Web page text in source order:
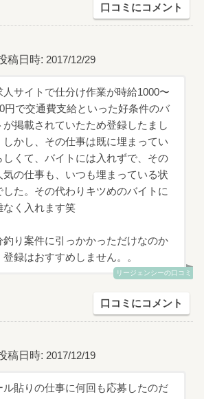
口コミにコメント
稿日時: 2017/12/29
人サイトで仕分け作業が時給1000〜
円で交通費支給といった好条件のバ
が掲載されていたため登録したまし
しかし、その仕事は既に埋まってい
しくて、バイトには入れずで、その
気の仕事も、いつも埋まっている状
した。その代わりキツめのバイトに
なく入れます笑
釣り案件に引っかかっただけなのか
登録はおすすめしません。。
リージェンシーの口コミ
口コミにコメント
稿日時: 2017/12/19
ル貼りの仕事に何回も応募したのだ